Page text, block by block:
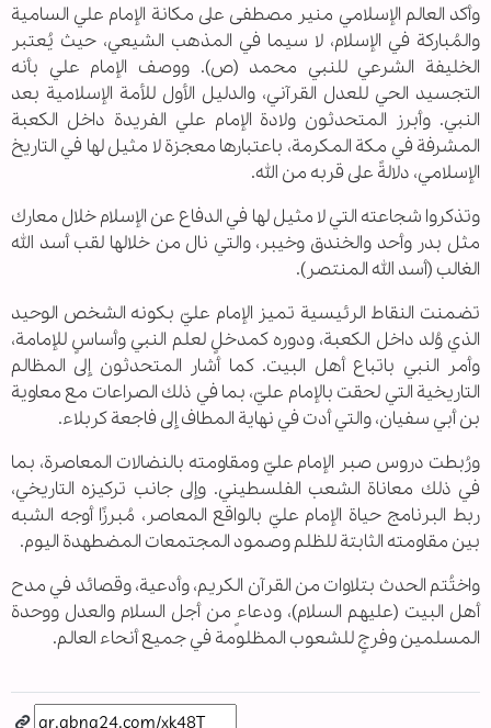
وأكد العالم الإسلامي منير مصطفى على مكانة الإمام علي السامية
والمُباركة في الإسلام، لا سيما في المذهب الشيعي، حيث يُعتبر
الخليفة الشرعي للنبي محمد (ص). ووصف الإمام علي بأنه
التجسيد الحي للعدل القرآني، والدليل الأول للأمة الإسلامية بعد
النبي. وأبرز المتحدثون ولادة الإمام علي الفريدة داخل الكعبة
المشرفة في مكة المكرمة، باعتبارها معجزة لا مثيل لها في التاريخ
الإسلامي، دلالةً على قربه من الله.
وتذكروا شجاعته التي لا مثيل لها في الدفاع عن الإسلام خلال معارك
مثل بدر وأحد والخندق وخيبر، والتي نال من خلالها لقب أسد الله
الغالب (أسد الله المنتصر).
تضمنت النقاط الرئيسية تميز الإمام عليّ بكونه الشخص الوحيد
الذي وُلد داخل الكعبة، ودوره كمدخلٍ لعلم النبي وأساسٍ للإمامة،
وأمر النبي باتباع أهل البيت. كما أشار المتحدثون إلى المظالم
التاريخية التي لحقت بالإمام عليّ، بما في ذلك الصراعات مع معاوية
بن أبي سفيان، والتي أدت في نهاية المطاف إلى فاجعة كربلاء.
ورُبطت دروس صبر الإمام عليّ ومقاومته بالنضالات المعاصرة، بما
في ذلك معاناة الشعب الفلسطيني. وإلى جانب تركيزه التاريخي،
ربط البرنامج حياة الإمام عليّ بالواقع المعاصر، مُبرزًا أوجه الشبه
بين مقاومته الثابتة للظلم وصمود المجتمعات المضطهدة اليوم.
واختُتم الحدث بتلاوات من القرآن الكريم، وأدعية، وقصائد في مدح
أهل البيت (عليهم السلام)، ودعاءٍ من أجل السلام والعدل ووحدة
المسلمين وفرجٍ للشعوب المظلومة في جميع أنحاء العالم.